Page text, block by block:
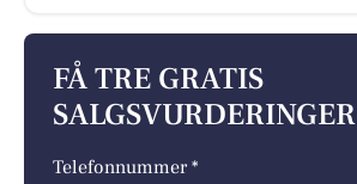
FÅ TRE GRATIS
SALGSVURDERINGER
Telefonnummer *